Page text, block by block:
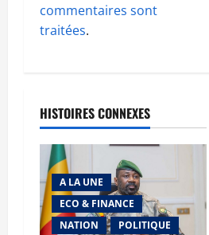
commentaires sont
traitées.
HISTOIRES CONNEXES
A LA UNE
ECO & FINANCE
NATION
POLITIQUE